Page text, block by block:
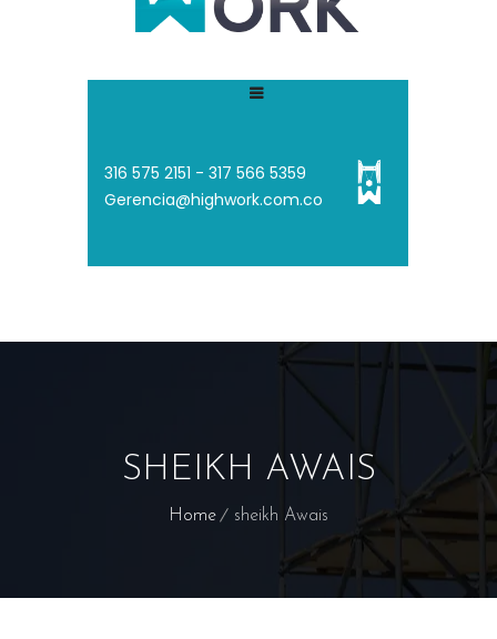
316 575 2151 - 317 566 5359
Gerencia@highwork.com.co
SHEIKH AWAIS
Home sheikh Awais